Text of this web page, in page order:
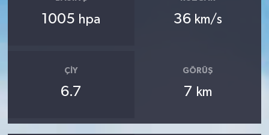
1005 hpa 36 km/s
ÇIY
6.7
GÖRÜŞ
7 km